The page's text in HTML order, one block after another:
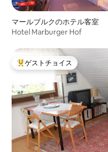
マールブルクのホテル客室
Hotel Marburger Hof
大好評のゲストチョイスです。
ゲストチョイス